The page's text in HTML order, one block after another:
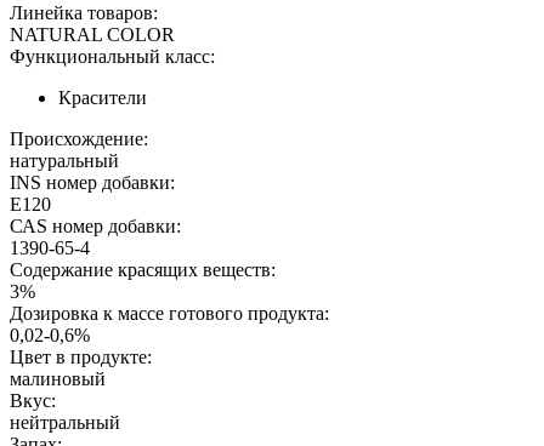
Линейка товаров:
NATURAL COLOR
Функциональный класс:
Красители
Происхождение:
натуральный
INS номер добавки:
E120
САS номер добавки:
1390-65-4
Содержание красящих веществ:
3%
Дозировка к массе готового продукта:
0,02-0,6%
Цвет в продукте:
малиновый
Вкус:
нейтральный